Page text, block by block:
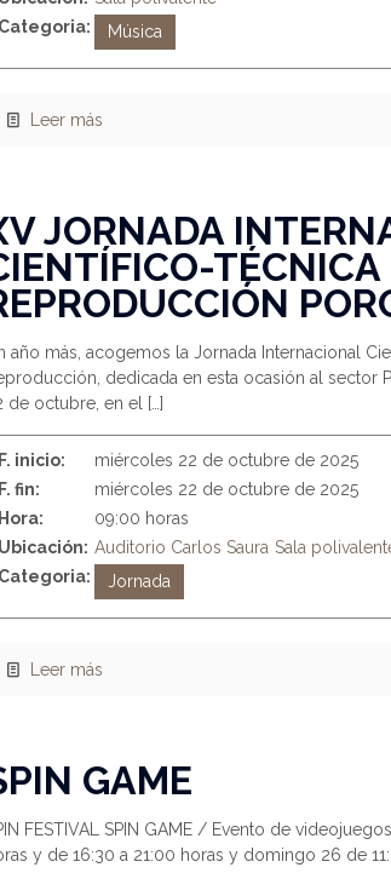
Música
Leer más
JORNADA
TÉCNICA
año más, acogemos la Jornada Internacional
dedicada en esta ocasión al sector
de octubre, en el
[…]
inicio:
miércoles 22 de octubre de 2025
fin:
miércoles 22 de octubre de 2025
09:00 horas
Auditorio Carlos Saura Sala
Jornada
Leer más
GAME
FESTIVAL SPIN GAME / Evento de
y de 16:30 a 21:00 horas y domingo 26 de